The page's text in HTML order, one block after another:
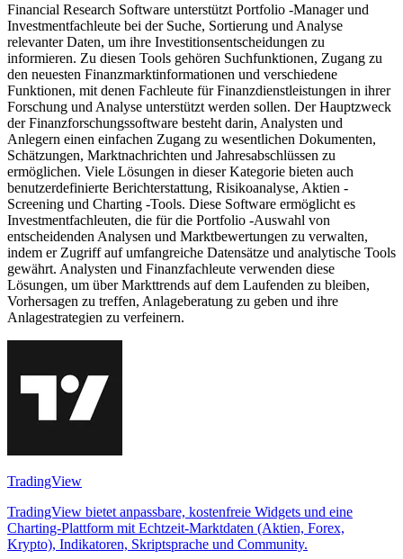
Financial Research Software unterstützt Portfolio -Manager und
Investmentfachleute bei der Suche, Sortierung und Analyse
relevanter Daten, um ihre Investitionsentscheidungen zu
informieren. Zu diesen Tools gehören Suchfunktionen, Zugang zu
den neuesten Finanzmarktinformationen und verschiedene
Funktionen, mit denen Fachleute für Finanzdienstleistungen in ihrer
Forschung und Analyse unterstützt werden sollen. Der Hauptzweck
der Finanzforschungssoftware besteht darin, Analysten und
Anlegern einen einfachen Zugang zu wesentlichen Dokumenten,
Schätzungen, Marktnachrichten und Jahresabschlüssen zu
ermöglichen. Viele Lösungen in dieser Kategorie bieten auch
benutzerdefinierte Berichterstattung, Risikoanalyse, Aktien -
Screening und Charting -Tools. Diese Software ermöglicht es
Investmentfachleuten, die für die Portfolio -Auswahl von
entscheidenden Analysen und Marktbewertungen zu verwalten,
indem er Zugriff auf umfangreiche Datensätze und analytische Tools
gewährt. Analysten und Finanzfachleute verwenden diese
Lösungen, um über Markttrends auf dem Laufenden zu bleiben,
Vorhersagen zu treffen, Anlageberatung zu geben und ihre
Anlagestrategien zu verfeinern.
TradingView
TradingView bietet anpassbare, kostenfreie Widgets und eine
Charting-Plattform mit Echtzeit-Marktdaten (Aktien, Forex,
Krypto), Indikatoren, Skriptsprache und Community.